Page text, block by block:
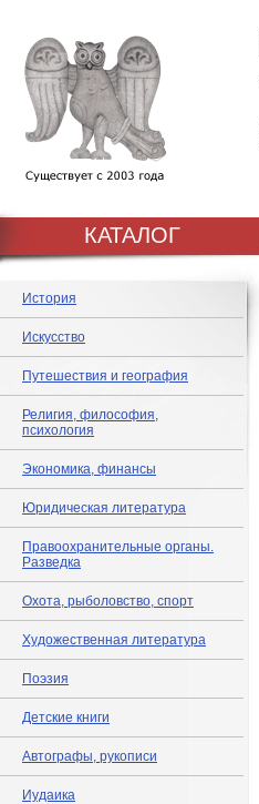
КАТАЛОГ
История
Искусство
Путешествия и география
Религия, философия,
психология
Экономика, финансы
Юридическая литература
Правоохранительные органы.
Разведка
Охота, рыболовство, спорт
Художественная литература
Поэзия
Детские книги
Автографы, рукописи
Иудаика